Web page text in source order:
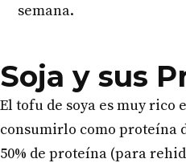
semana.
Soja y sus
El tofu de soya es muy rico
consumirlo como proteína
50% de proteína (para